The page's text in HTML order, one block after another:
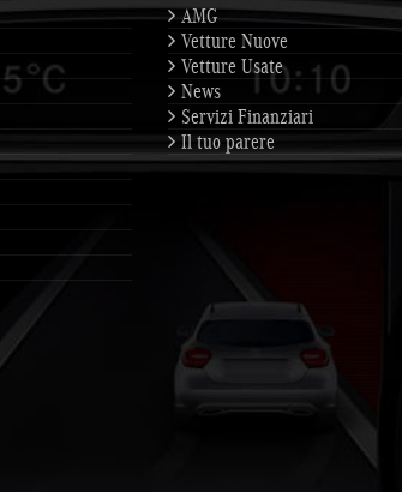
AMG
Vetture Nuove
Vetture Usate
News
Servizi Finanziari
Il tuo parere